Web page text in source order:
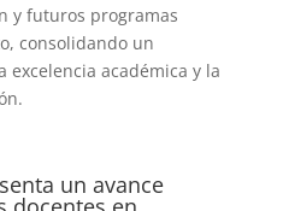
y futuros programas
consolidando un
académica y la
un avance